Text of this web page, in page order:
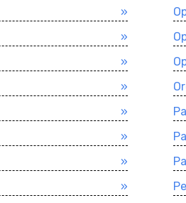
»
»
»
»
»
»
»
»